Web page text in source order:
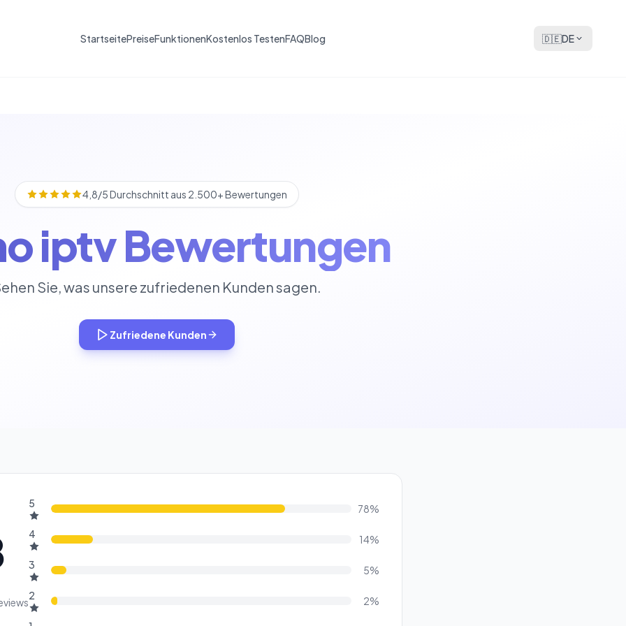
StartseitePreiseFunktionenKostenlos TestenFAQBlog 🇩🇪DE
4,8/5 Durchschnitt aus 2.500+ Bewertungen
iptv Bewertungen
Sie, was unsere zufriedenen Kunden sagen.
Zufriedene Kunden
5
78%
4
14%
3
5%
2
2%